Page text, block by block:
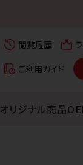
閲覧履歴
ご利用ガイド
オリジナル商品